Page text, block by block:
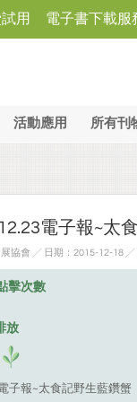
用 電子書下載服
活動應用 所有刊
電子報~太
協會 ╱ 日期：2015-12-18 ╱
擊次數
放
子報~太食記野生藍鑽蟹